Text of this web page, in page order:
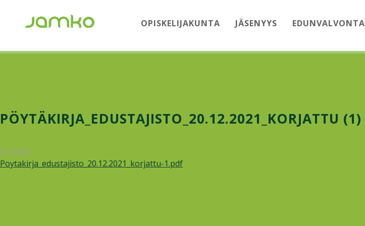
OPISKELIJAKUNTA JÄSENYYS EDUNVALVONTA
PÖYTÄKIRJA_EDUSTAJISTO_20.12.2021_KORJATTU (1)
5.1.2022
Poytakirja_edustajisto_20.12.2021_korjattu-1.pdf